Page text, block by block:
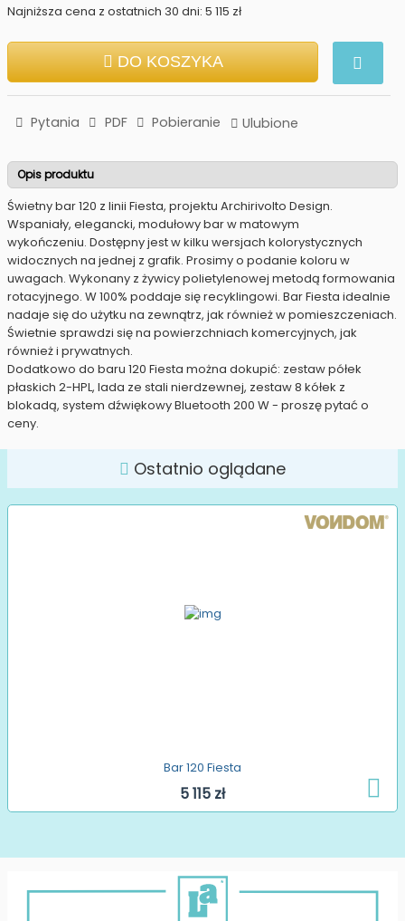
Najniższa cena z ostatnich 30 dni: 5 115 zł
DO KOSZYKA
Pytania PDF Pobieranie Ulubione
Opis produktu
Świetny bar 120 z linii Fiesta, projektu Archirivolto Design.
Wspaniały, elegancki, modułowy bar w matowym
wykończeniu. Dostępny jest w kilku wersjach kolorystycznych
widocznych na jednej z grafik. Prosimy o podanie koloru w
uwagach. Wykonany z żywicy polietylenowej metodą formowania
rotacyjnego. W 100% poddaje się recyklingowi. Bar Fiesta idealnie
nadaje się do użytku na zewnątrz, jak również w pomieszczeniach.
Świetnie sprawdzi się na powierzchniach komercyjnych, jak
również i prywatnych.
Dodatkowo do baru 120 Fiesta można dokupić: zestaw półek
płaskich 2-HPL, lada ze stali nierdzewnej, zestaw 8 kółek z
blokadą, system dźwiękowy Bluetooth 200 W - proszę pytać o
ceny.
Ostatnio oglądane
Bar 120 Fiesta
5 115 zł